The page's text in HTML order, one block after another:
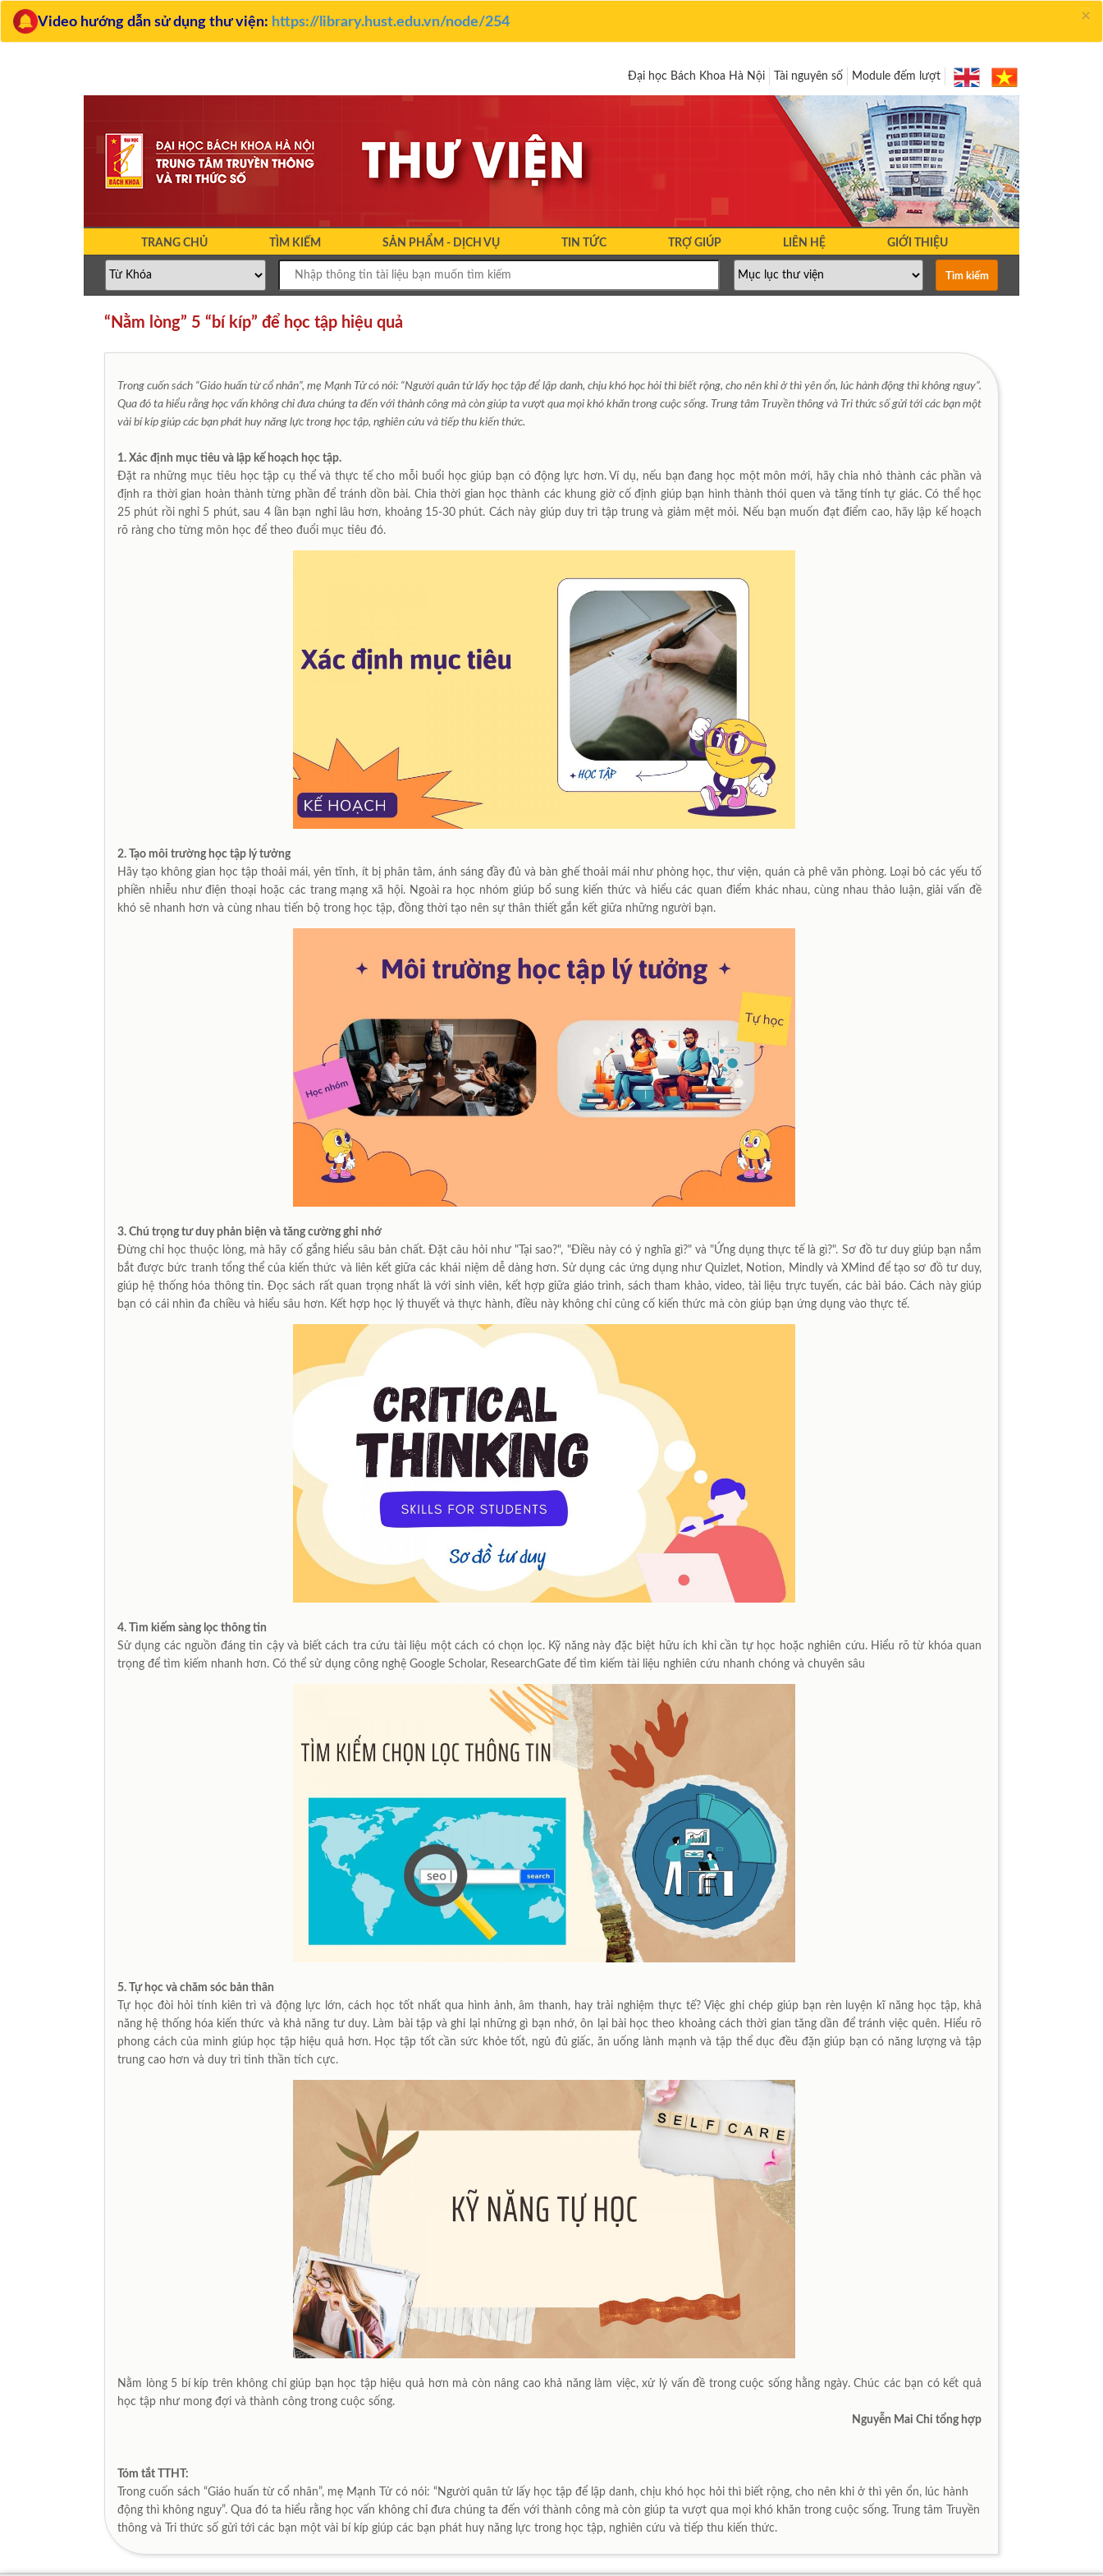
×
Video hướng dẫn sử dụng thư viện: https://library.hust.edu.vn/node/254
Module đếm lượt
Tài nguyên số
Đại học Bách Khoa Hà Nội
TRANG CHỦ TÌM KIẾM SẢN PHẨM - DỊCH VỤ TIN TỨC TRỢ GIÚP LIÊN HỆ GIỚI THIỆU
“Nằm lòng” 5 “bí kíp” để học tập hiệu quả
Trong cuốn sách “Giáo huấn từ cổ nhân”, mẹ Mạnh Tử có nói: “Người quân tử lấy học tập để lập danh, chịu khó học hỏi thì biết rộng, cho nên khi ở thì yên ổn, lúc hành động thì không nguy”.
Qua đó ta hiểu rằng học vấn không chỉ đưa chúng ta đến với thành công mà còn giúp ta vượt qua mọi khó khăn trong cuộc sống. Trung tâm Truyền thông và Tri thức số gửi tới các bạn một
vài bí kíp giúp các bạn phát huy năng lực trong học tập, nghiên cứu và tiếp thu kiến thức.
1. Xác định mục tiêu và lập kế hoạch học tập.
Đặt ra những mục tiêu học tập cụ thể và thực tế cho mỗi buổi học giúp bạn có động lực hơn. Ví dụ, nếu bạn đang học một môn mới, hãy chia nhỏ thành các phần và
định ra thời gian hoàn thành từng phần để tránh dồn bài. Chia thời gian học thành các khung giờ cố định giúp bạn hình thành thói quen và tăng tính tự giác. Có thể học
25 phút rồi nghỉ 5 phút, sau 4 lần bạn nghỉ lâu hơn, khoảng 15-30 phút. Cách này giúp duy trì tập trung và giảm mệt mỏi. Nếu bạn muốn đạt điểm cao, hãy lập kế hoạch
rõ ràng cho từng môn học để theo đuổi mục tiêu đó.
2.
Tạo môi trường học tập lý tưởng
Hãy tạo không gian học tập thoải mái, yên tĩnh, ít bị phân tâm, ánh sáng đầy đủ và bàn ghế thoải mái như phòng học, thư viện, quán cà phê văn phòng. Loại bỏ các yếu tố
phiền nhiễu như điện thoại hoặc các trang mạng xã hội. Ngoài ra học nhóm giúp bổ sung kiến thức và hiểu các quan điểm khác nhau, cùng nhau thảo luận, giải vấn đề
khó sẽ nhanh hơn và cùng nhau tiến bộ trong học tập, đồng thời tạo nên sự thân thiết gắn kết giữa những người bạn.
3. Chú trọng tư duy phản biện và tăng cường ghi nhớ
Đừng chỉ học thuộc lòng, mà hãy cố gắng hiểu sâu bản chất. Đặt câu hỏi như "Tại sao?", "Điều này có ý nghĩa gì?" và "Ứng dụng thực tế là gì?". Sơ đồ tư duy giúp bạn nắm
bắt được bức tranh tổng thể của kiến thức và liên kết giữa các khái niệm dễ dàng hơn. Sử dụng các ứng dụng như Quizlet, Notion, Mindly và XMind để tạo sơ đồ tư duy,
giúp hệ thống hóa thông tin. Đọc sách rất quan trọng nhất là với sinh viên, kết hợp giữa giáo trình, sách tham khảo, video, tài liệu trực tuyến, các bài báo. Cách này giúp
bạn có cái nhìn đa chiều và hiểu sâu hơn. Kết hợp học lý thuyết và thực hành, điều này không chỉ củng cố kiến thức mà còn giúp bạn ứng dụng vào thực tế.
4.
Tìm kiếm sàng lọc thông tin
Sử dụng các nguồn đáng tin cậy và biết cách tra cứu tài liệu một cách có chọn lọc. Kỹ năng này đặc biệt hữu ích khi cần tự học hoặc nghiên cứu. Hiểu rõ từ khóa quan
trọng để tìm kiếm nhanh hơn. Có thể sử dụng công nghệ Google Scholar, ResearchGate để tìm kiếm tài liệu nghiên cứu nhanh chóng và chuyên sâu
5.
Tự học và chăm sóc bản thân
Tự học đòi hỏi tính kiên trì và động lực lớn, cách học tốt nhất qua hình ảnh, âm thanh, hay trải nghiệm thực tế? Việc ghi chép giúp bạn rèn luyện kĩ năng học tập, khả
năng hệ thống hóa kiến thức và khả năng tư duy. Làm bài tập và ghi lại những gì bạn nhớ, ôn lại bài học theo khoảng cách thời gian tăng dần để tránh việc quên. Hiểu rõ
phong cách của mình giúp học tập hiệu quả hơn. Học tập tốt cần sức khỏe tốt, ngủ đủ giấc, ăn uống lành mạnh và tập thể dục đều đặn giúp bạn có năng lượng và tập
trung cao hơn và duy trì tinh thần tích cực.
Nằm lòng 5 bí kíp trên không chỉ giúp bạn học tập hiệu quả hơn mà còn nâng cao khả năng làm việc, xử lý vấn đề trong cuộc sống hằng ngày. Chúc các bạn có kết quả
học tập như mong đợi và thành công trong cuộc sống.
Nguyễn Mai Chi tổng hợp
Tóm tắt TTHT:
Trong cuốn sách “Giáo huấn từ cổ nhân”, mẹ Mạnh Tử có nói: “Người quân tử lấy học tập để lập danh, chịu khó học hỏi thì biết rộng, cho nên khi ở thì yên ổn, lúc hành
động thì không nguy”. Qua đó ta hiểu rằng học vấn không chỉ đưa chúng ta đến với thành công mà còn giúp ta vượt qua mọi khó khăn trong cuộc sống. Trung tâm Truyền
thông và Tri thức số gửi tới các bạn một vài bí kíp giúp các bạn phát huy năng lực trong học tập, nghiên cứu và tiếp thu kiến thức.